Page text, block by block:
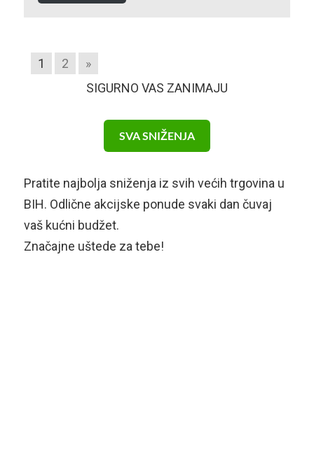
1 2
»
SIGURNO VAS ZANIMAJU
SVA SNIŽENJA
Pratite najbolja sniženja iz svih većih trgovina u
BIH. Odlične akcijske ponude svaki dan čuvaj
vaš kućni budžet.
Značajne uštede za tebe!